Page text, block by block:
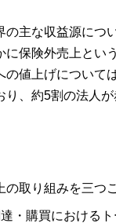
の主な収益源につ
に保険外売上とい
の値上げについて
り、約5割の法人
の取り組みを三つ
達・購買における